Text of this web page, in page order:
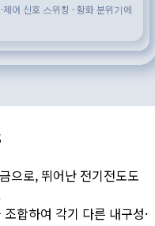
제어 신호 스위칭 · 황화 분위기에
으로, 뛰어난 전기전도도
합하여 각기 다른 내구성·